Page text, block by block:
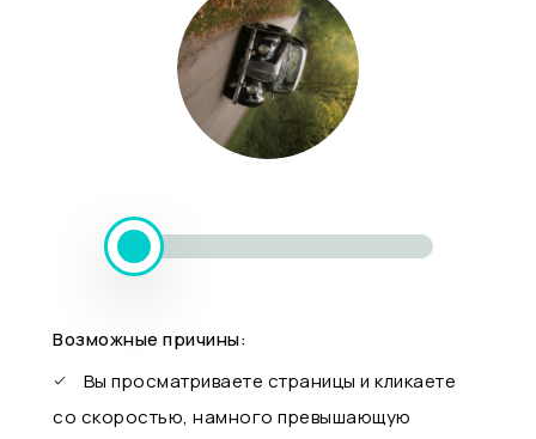
Возможные причины:
Вы просматриваете страницы и кликаете
со скоростью, намного превышающую